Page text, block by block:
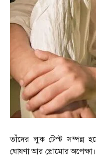
তাঁদের লুক টেস্ট সম্পন্ন
ঘোষণা আর প্রোমোর